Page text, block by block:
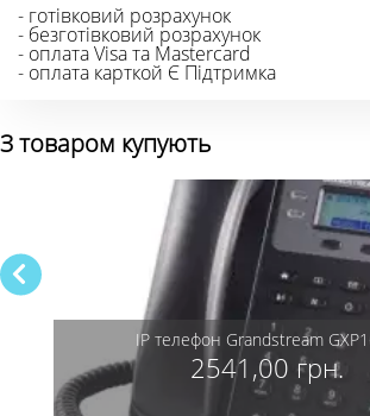
- готівковий розрахунок
- безготівковий розрахунок
- оплата Visa та Mastercard
- оплата карткой Є Підтримка
З товаром купують
IP телефон Grandstream
2541,00 грн.